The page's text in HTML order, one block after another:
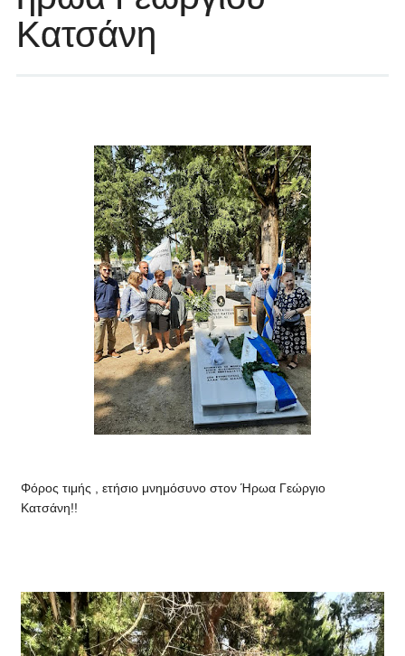
Κατσάνη
Φόρος τιμής , ετήσιο μνημόσυνο στον Ήρωα Γεώργιο
Κατσάνη!!